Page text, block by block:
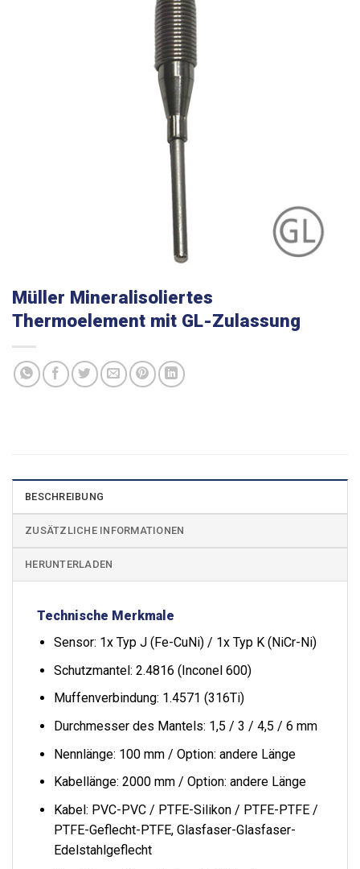
Müller Mineralisoliertes
Thermoelement mit GL-Zulassung
BESCHREIBUNG
ZUSÄTZLICHE INFORMATIONEN
HERUNTERLADEN
Technische Merkmale
Sensor: 1x Typ J (Fe-CuNi) / 1x Typ K (NiCr-Ni)
Schutzmantel: 2.4816 (Inconel 600)
Muffenverbindung: 1.4571 (316Ti)
Durchmesser des Mantels: 1,5 / 3 / 4,5 / 6 mm
Nennlänge: 100 mm / Option: andere Länge
Kabellänge: 2000 mm / Option: andere Länge
Kabel: PVC-PVC / PTFE-Silikon / PTFE-PTFE /
PTFE-Geflecht-PTFE, Glasfaser-Glasfaser-
Edelstahlgeflecht